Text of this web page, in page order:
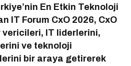
En Etkin Teknoloji
IT Forum CxO 2026, CxO
IT liderlerini,
ve teknoloji
bir araya getirerek